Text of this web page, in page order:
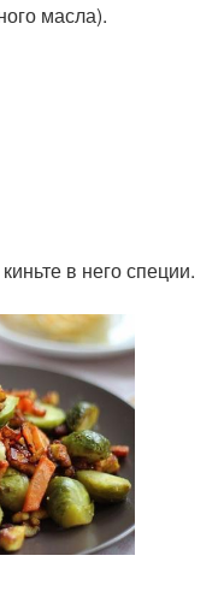
масла).
в него специи.